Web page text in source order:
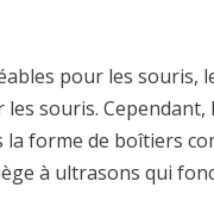
pour les
souris.
forme de boîtiers
à ultrasons qui